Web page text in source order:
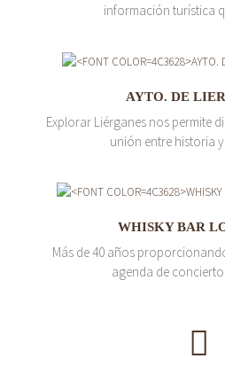
información turística
AYTO. DE
Explorar Liérganes nos permite
unión entre historia
WHISKY BAR
Más de 40 años
agenda de